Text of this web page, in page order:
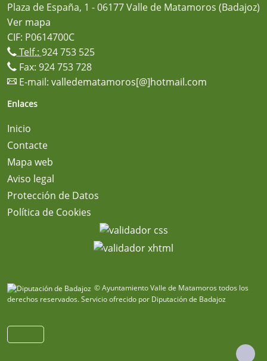
Plaza de España, 1 - 06177 Valle de Matamoros (Badajoz)
Ver mapa
CIF: P0614700C
Telf.: 924 753 525
Fax: 924 753 728
E-mail: valledematamoros[@]hotmail.com
Enlaces
Inicio
Contacte
Mapa web
Aviso legal
Protección de Datos
Política de Cookies
© Ayuntamiento Valle de Matamoros todos los
derechos reservados.Servicio ofrecido por Diputación de Badajoz